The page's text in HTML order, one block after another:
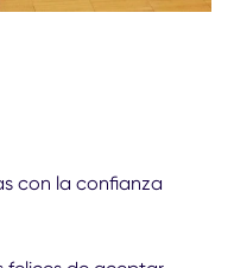
con la confianza